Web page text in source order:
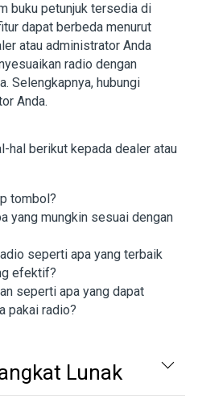
buku petunjuk tersedia di
dapat berbeda menurut
atau administrator Anda
radio dengan
Selengkapnya, hubungi
Anda.
hal berikut kepada dealer atau
tombol?
yang mungkin sesuai dengan
seperti apa yang terbaik
efektif?
seperti apa yang dapat
pakai radio?
Lunak